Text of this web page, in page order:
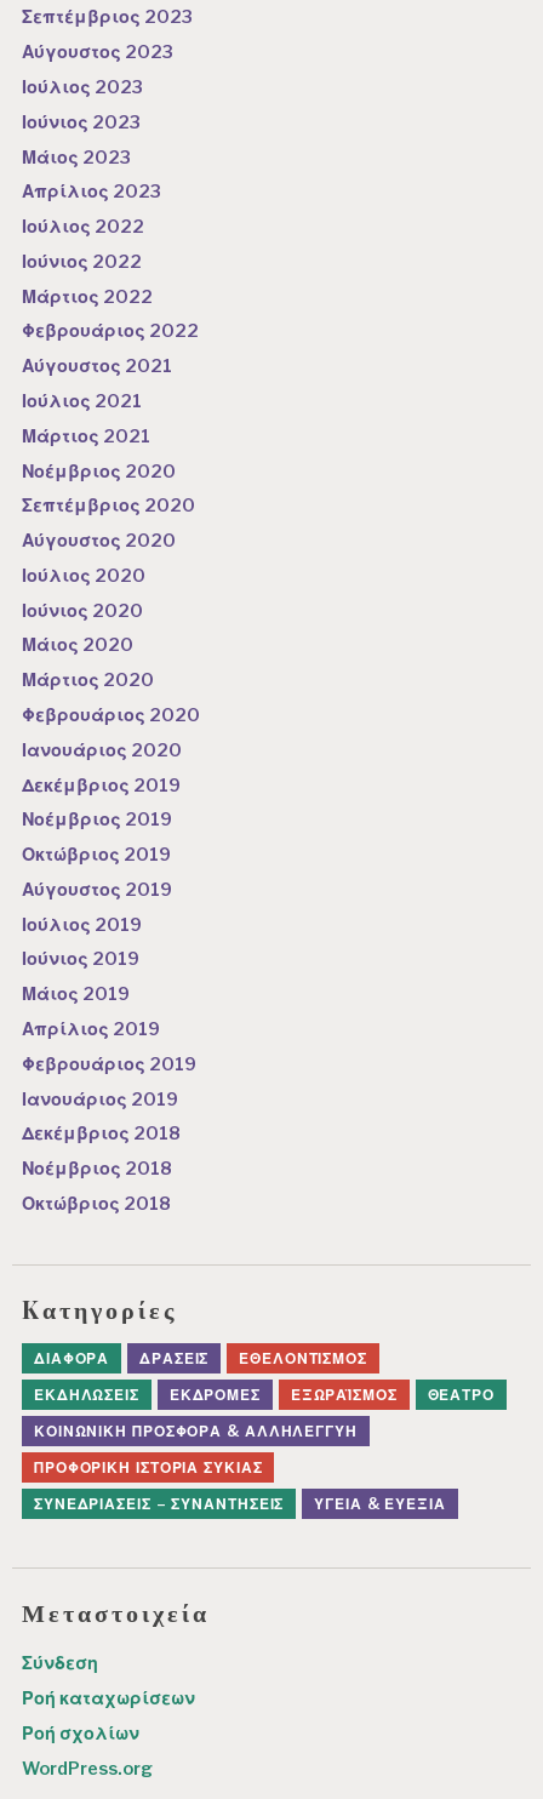
Σεπτέμβριος 2023
Αύγουστος 2023
Ιούλιος 2023
Ιούνιος 2023
Μάιος 2023
Απρίλιος 2023
Ιούλιος 2022
Ιούνιος 2022
Μάρτιος 2022
Φεβρουάριος 2022
Αύγουστος 2021
Ιούλιος 2021
Μάρτιος 2021
Νοέμβριος 2020
Σεπτέμβριος 2020
Αύγουστος 2020
Ιούλιος 2020
Ιούνιος 2020
Μάιος 2020
Μάρτιος 2020
Φεβρουάριος 2020
Ιανουάριος 2020
Δεκέμβριος 2019
Νοέμβριος 2019
Οκτώβριος 2019
Αύγουστος 2019
Ιούλιος 2019
Ιούνιος 2019
Μάιος 2019
Απρίλιος 2019
Φεβρουάριος 2019
Ιανουάριος 2019
Δεκέμβριος 2018
Νοέμβριος 2018
Οκτώβριος 2018
Kατηγορίες
ΔΙΆΦΟΡΑ ΔΡΆΣΕΙΣ
ΕΘΕΛΟΝΤΙΣΜΌΣ
ΕΚΔΗΛΏΣΕΙΣ
ΕΚΔΡΟΜΈΣ ΕΞΩΡΑΪΣΜΌΣ
ΘΈΑΤΡΟ
ΚΟΙΝΩΝΙΚΉ ΠΡΟΣΦΟΡΆ & ΑΛΛΗΛΕΓΓΎΗ
ΠΡΟΦΟΡΙΚΉ ΙΣΤΟΡΊΑ ΣΥΚΙΆΣ
ΣΥΝΕΔΡΙΆΣΕΙΣ – ΣΥΝΑΝΤΉΣΕΙΣ
ΥΓΕΊΑ & ΕΥΕΞΊΑ
Μεταστοιχεία
Σύνδεση
Ροή καταχωρίσεων
Ροή σχολίων
WordPress.org